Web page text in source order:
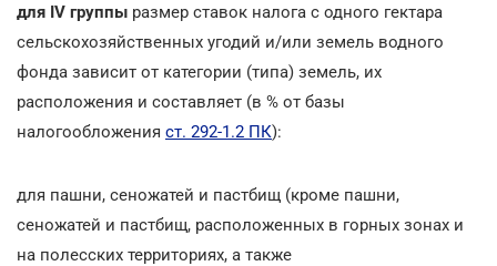
для IV группы размер ставок налога с одного гектара
сельскохозяйственных угодий и/или земель водного
фонда зависит от категории (типа) земель, их
расположения и составляет (в % от базы
налогообложения ст. 292-1.2 ПК):
для пашни, сеножатей и пастбищ (кроме пашни,
сеножатей и пастбищ, расположенных в горных зонах и
на полесских территориях, а также